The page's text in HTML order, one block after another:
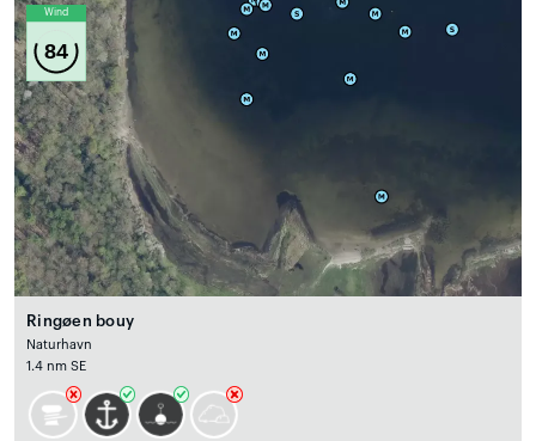
Wind
84
Ringøen bouy
Naturhavn
1.4 nm SE